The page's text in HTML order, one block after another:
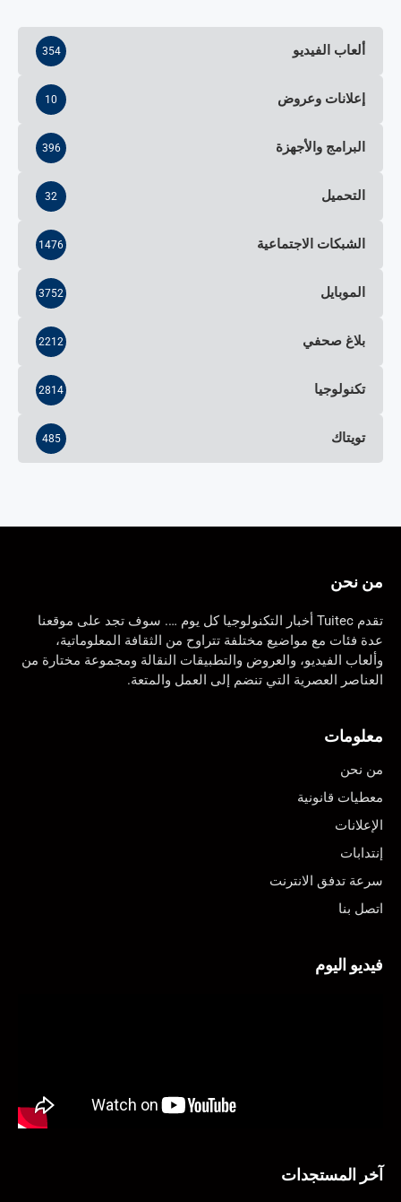
ألعاب الفيديو 354
إعلانات وعروض 10
البرامج والأجهزة 396
التحميل 32
الشبكات الاجتماعية 1476
الموبايل 3752
بلاغ صحفي 2212
تكنولوجيا 2814
تويتاك 485
من نحن
تقدم Tuitec أخبار التكنولوجيا كل يوم …. سوف تجد على موقعنا
عدة فئات مع مواضيع مختلفة تتراوح من الثقافة المعلوماتية،
وألعاب الفيديو، والعروض والتطبيقات النقالة ومجموعة مختارة من
العناصر العصرية التي تنضم إلى العمل والمتعة.
معلومات
من نحن
معطيات قانونية
الإعلانات
إنتدابات
سرعة تدفق الانترنت
اتصل بنا
فيديو اليوم
آخر المستجدات